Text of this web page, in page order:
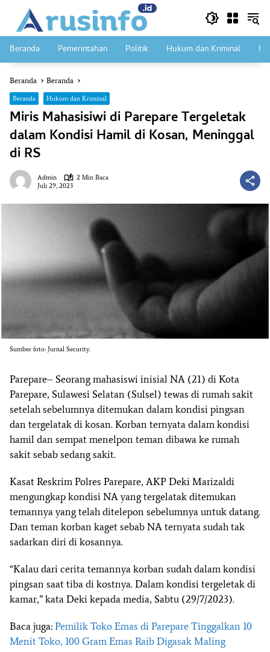
konten
Beranda Pemerintahan Politik Hukum dan Kriminal
Beranda Beranda
Beranda Hukum dan Kriminal
Miris Mahasisiwi di Parepare Tergeletak
dalam Kondisi Hamil di Kosan, Meninggal
di RS
Admin
2 Min Baca
Juli 29, 2023
Sumber foto: Jurnal Security.
Parepare– Seorang mahasiswi inisial NA (21) di Kota
Parepare, Sulawesi Selatan (Sulsel) tewas di rumah sakit
setelah sebelumnya ditemukan dalam kondisi pingsan
dan tergelatak di kosan. Korban ternyata dalam kondisi
hamil dan sempat menelpon teman dibawa ke rumah
sakit sebab sedang sakit.
Kasat Reskrim Polres Parepare, AKP Deki Marizaldi
mengungkap kondisi NA yang tergelatak ditemukan
temannya yang telah ditelepon sebelumnya untuk datang.
Dan teman korban kaget sebab NA ternyata sudah tak
sadarkan diri di kosannya.
“Kalau dari cerita temannya korban sudah dalam kondisi
pingsan saat tiba di kostnya. Dalam kondisi tergeletak di
kamar,” kata Deki kepada media, Sabtu (29/7/2023).
Baca juga: Pemilik Toko Emas di Parepare Tinggalkan 10
Menit Toko, 100 Gram Emas Raib Digasak Maling